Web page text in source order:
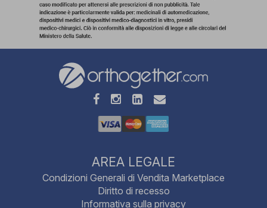
AREA LEGALE
Condizioni Generali di Vendita Marketplace
Diritto di recesso
Informativa sulla privacy